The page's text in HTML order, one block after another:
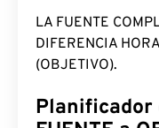
LA FUENTE
DIFERENCIA
(OBJETIVO).
Planificador